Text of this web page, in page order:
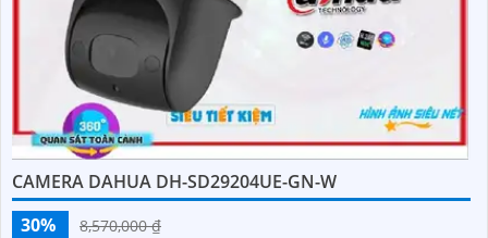
CAMERA DAHUA DH-SD29204UE-GN-W
30%
8,570,000 ₫